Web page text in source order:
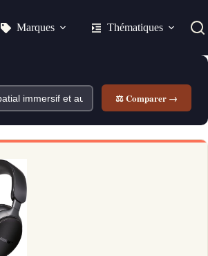
Marques Thématiques
⚖ Comparer →